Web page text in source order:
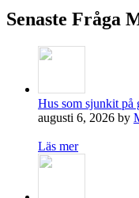
Senaste Fråga
Hus som sjunkit på
augusti 6, 2026 by
Läs mer